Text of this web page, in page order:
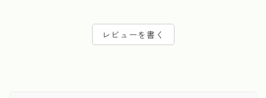
レビューを書く